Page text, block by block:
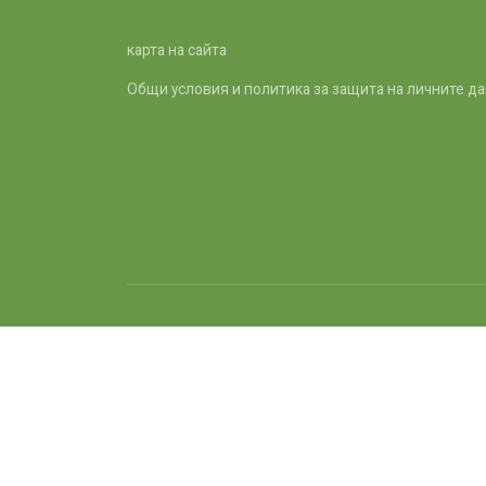
карта на сайта
Общи условия и политика за защита на личните